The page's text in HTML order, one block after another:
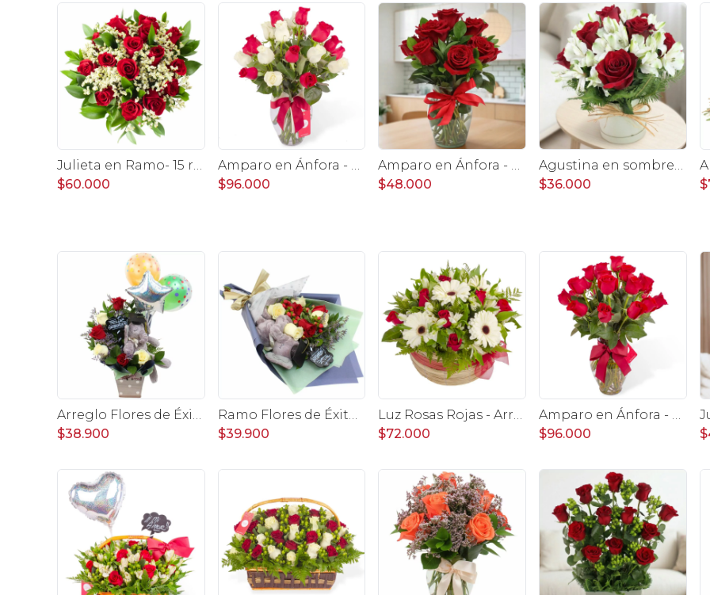
Julieta en Ramo- 15 rosas ecuatorianas rojo y limonium
$60.000
Amparo en Ánfora - Florero 24 rosas blanco y rojo
$96.000
Amparo en Ánfora - Florero 12 rosas ecuatorianas rojo
$48.000
Agustina en sombrero - Arreglo 9 rosas rojo y astromelias
$36.000
Arreglo Flores de Éxito - Arreglo floral para graduaciones con rosas rojas y blancas, peluche de elefante, pizarra y globos
$38.900
Ramo Flores de Éxito - Ramo de flores para graduación con rosas rojas y rosas blancas, peluche de elefante y pizarra
$39.900
Luz Rosas Rojas - Arreglo floral en canasto circular con gerberas blancas, rosas rojas y astromelias blancas
$72.000
Amparo en Ánfora - Florero 24 rosas ecuatorianas rojo
$96.000